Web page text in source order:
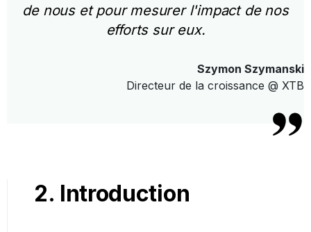
de nous et pour mesurer l'impact de nos
efforts sur eux.
Szymon Szymanski
Directeur de la croissance @ XTB
2. Introduction